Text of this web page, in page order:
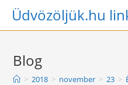
SkipÜdvözöljük.hu
Blog
> 2018 > november > 23 >